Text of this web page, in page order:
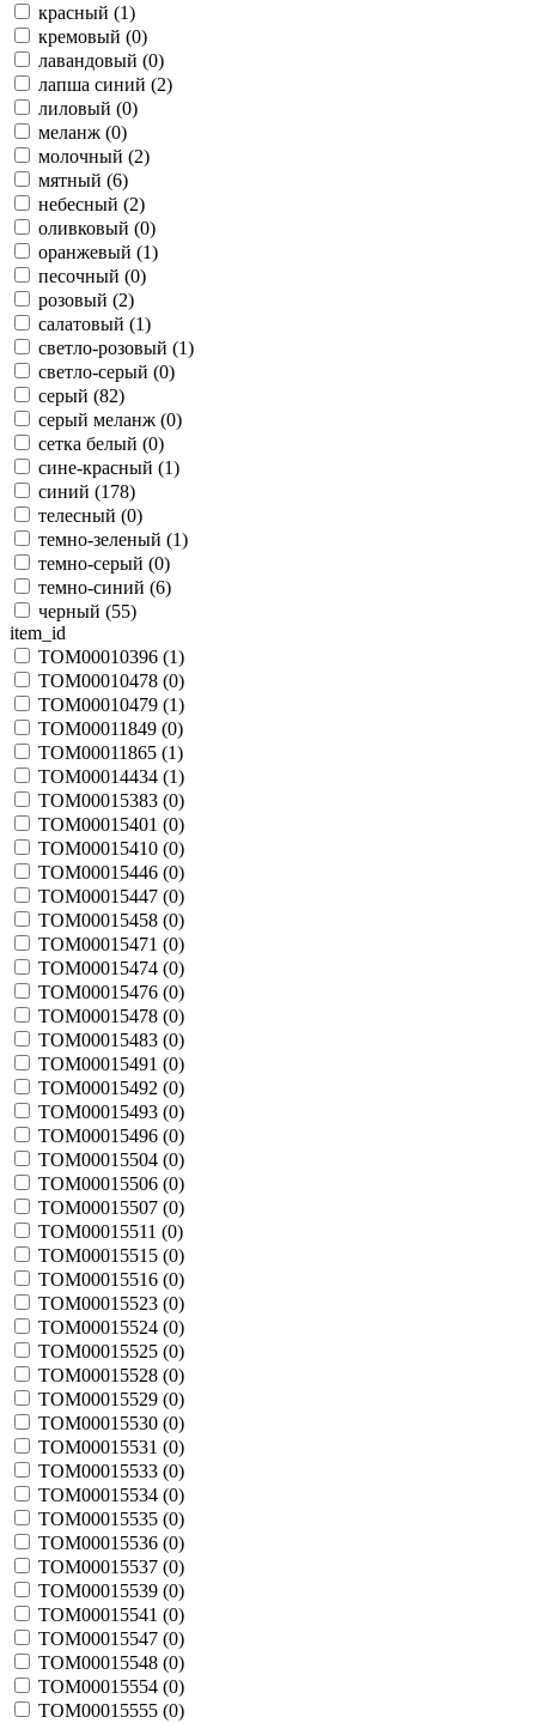
красный (1)
кремовый (0)
лавандовый (0)
лапша синий (2)
лиловый (0)
меланж (0)
молочный (2)
мятный (6)
небесный (2)
оливковый (0)
оранжевый (1)
песочный (0)
розовый (2)
салатовый (1)
светло-розовый (1)
светло-серый (0)
серый (82)
серый меланж (0)
сетка белый (0)
сине-красный (1)
синий (178)
телесный (0)
темно-зеленый (1)
темно-серый (0)
темно-синий (6)
черный (55)
item_id
TOM00010396 (1)
TOM00010478 (0)
TOM00010479 (1)
TOM00011849 (0)
TOM00011865 (1)
TOM00014434 (1)
TOM00015383 (0)
TOM00015401 (0)
TOM00015410 (0)
TOM00015446 (0)
TOM00015447 (0)
TOM00015458 (0)
TOM00015471 (0)
TOM00015474 (0)
TOM00015476 (0)
TOM00015478 (0)
TOM00015483 (0)
TOM00015491 (0)
TOM00015492 (0)
TOM00015493 (0)
TOM00015496 (0)
TOM00015504 (0)
TOM00015506 (0)
TOM00015507 (0)
TOM00015511 (0)
TOM00015515 (0)
TOM00015516 (0)
TOM00015523 (0)
TOM00015524 (0)
TOM00015525 (0)
TOM00015528 (0)
TOM00015529 (0)
TOM00015530 (0)
TOM00015531 (0)
TOM00015533 (0)
TOM00015534 (0)
TOM00015535 (0)
TOM00015536 (0)
TOM00015537 (0)
TOM00015539 (0)
TOM00015541 (0)
TOM00015547 (0)
TOM00015548 (0)
TOM00015554 (0)
TOM00015555 (0)